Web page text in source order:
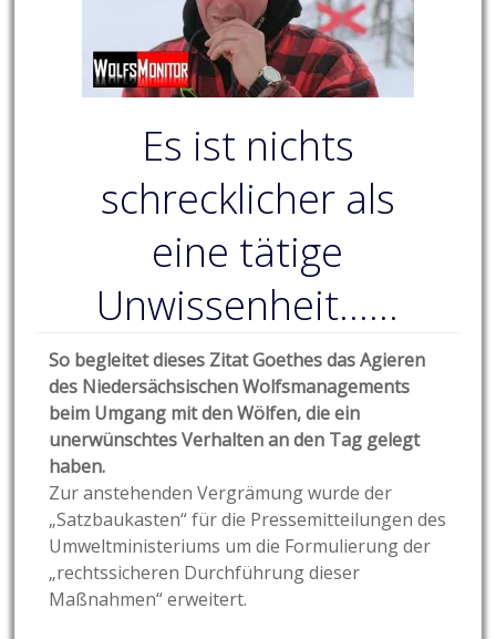
Es ist nichts
schrecklicher als
eine tätige
Unwissenheit……
So begleitet dieses Zitat Goethes das Agieren
des Niedersächsischen Wolfsmanagements
beim Umgang mit den Wölfen, die ein
unerwünschtes Verhalten an den Tag gelegt
haben.
Zur anstehenden Vergrämung wurde der
„Satzbaukasten“ für die Pressemitteilungen des
Umweltministeriums um die Formulierung der
„rechtssicheren Durchführung dieser
Maßnahmen“ erweitert.